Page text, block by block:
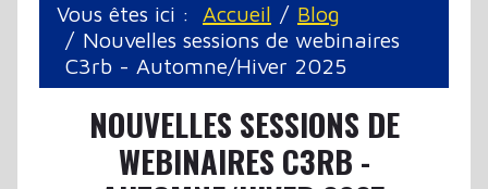
Vous êtes ici : Accueil
Blog
Nouvelles sessions de webinaires
C3rb - Automne/Hiver 2025
NOUVELLES SESSIONS DE
WEBINAIRES C3RB -